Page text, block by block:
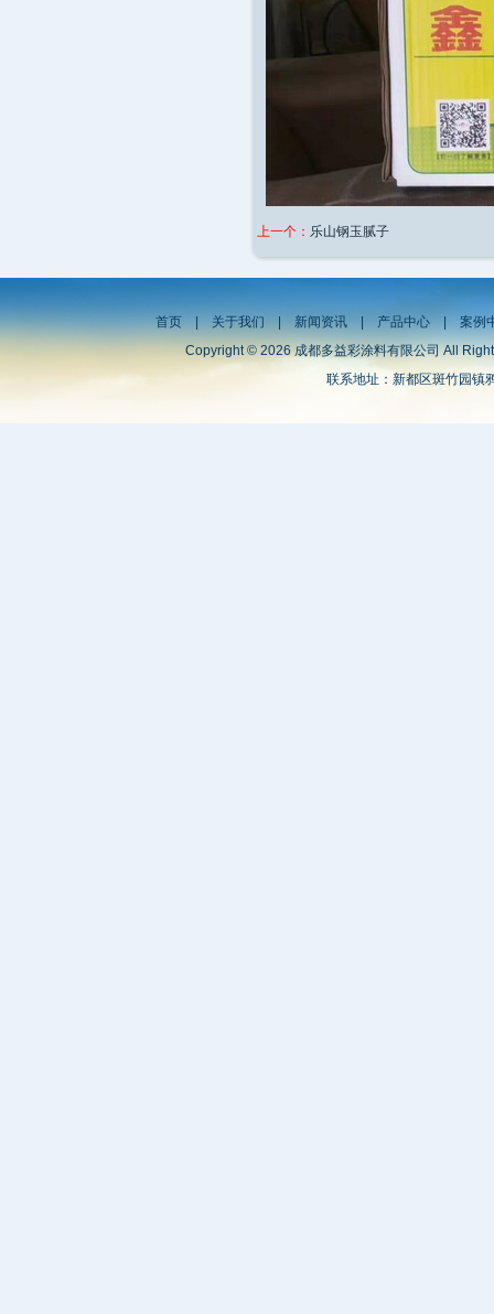
上一个： 乐山钢玉腻子
首页|关于我们 新闻资讯| 产品中心| 案例
Copyright © 2026 成都多益彩涂料有限公司 All
联系地址：新都区斑竹园